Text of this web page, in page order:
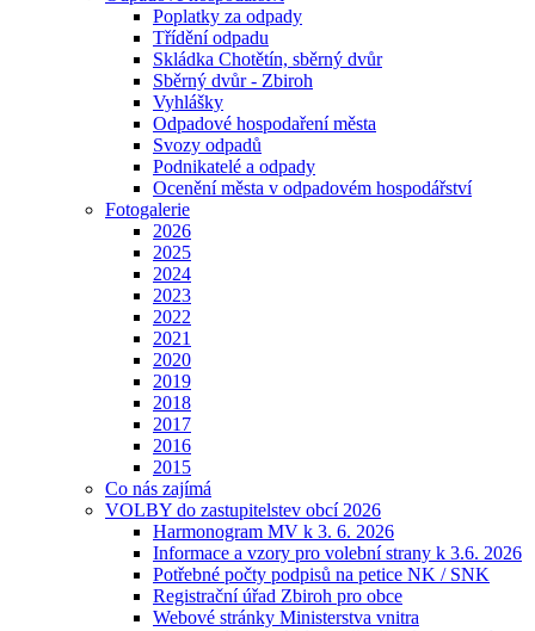
Poplatky za odpady
Třídění odpadu
Skládka Chotětín, sběrný dvůr
Sběrný dvůr - Zbiroh
Vyhlášky
Odpadové hospodaření města
Svozy odpadů
Podnikatelé a odpady
Ocenění města v odpadovém hospodářství
Fotogalerie
2026
2025
2024
2023
2022
2021
2020
2019
2018
2017
2016
2015
Co nás zajímá
VOLBY do zastupitelstev obcí 2026
Harmonogram MV k 3. 6. 2026
Informace a vzory pro volební strany k 3.6. 2026
Potřebné počty podpisů na petice NK / SNK
Registrační úřad Zbiroh pro obce
Webové stránky Ministerstva vnitra